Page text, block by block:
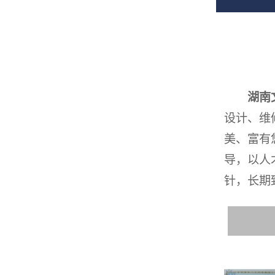
湖南
设计、维
美、富有
导，以人
针，长期